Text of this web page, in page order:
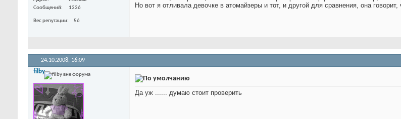
Сообщений
1336
Вес репутации 56
Но вот я отливала девочке в атомайзеры и тот, и другой для сравнения, она говорит,
24.10.2008, 16:09
filby
Да уж ...... думаю стоит проверить